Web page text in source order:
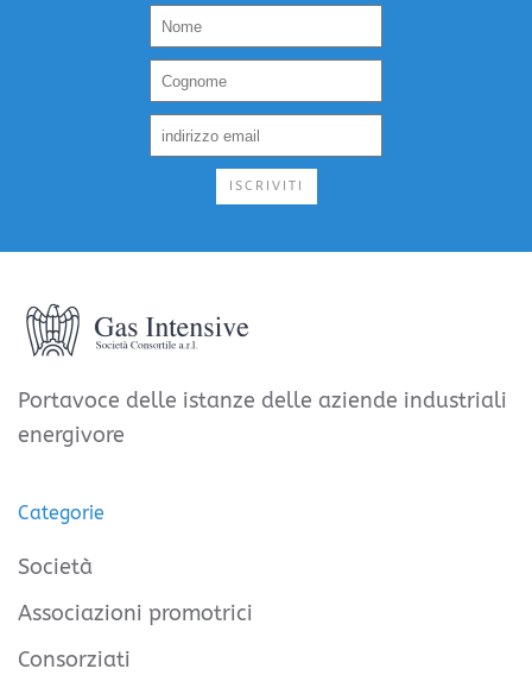
ISCRIVITI
Portavoce delle istanze delle aziende industriali
energivore
Categorie
Società
Associazioni promotrici
Consorziati